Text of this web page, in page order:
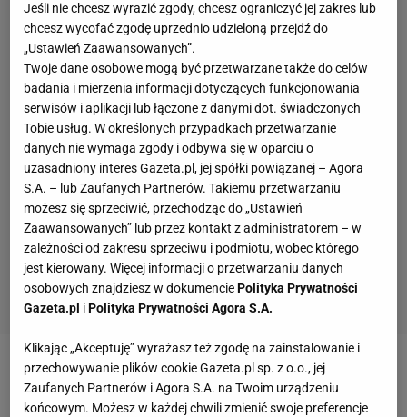
Zalecane środki czyszczące do płytek — jak dbać o
płytki ceramiczne?
Jeśli nie chcesz wyrazić zgody, chcesz ograniczyć jej zakres lub
chcesz wycofać zgodę uprzednio udzieloną przejdź do
„Ustawień Zaawansowanych”.
Twoje dane osobowe mogą być przetwarzane także do celów
badania i mierzenia informacji dotyczących funkcjonowania
serwisów i aplikacji lub łączone z danymi dot. świadczonych
Tobie usług. W określonych przypadkach przetwarzanie
danych nie wymaga zgody i odbywa się w oparciu o
uzasadniony interes Gazeta.pl, jej spółki powiązanej – Agora
S.A. – lub Zaufanych Partnerów. Takiemu przetwarzaniu
możesz się sprzeciwić, przechodząc do „Ustawień
Zaawansowanych” lub przez kontakt z administratorem – w
zależności od zakresu sprzeciwu i podmiotu, wobec którego
jest kierowany. Więcej informacji o przetwarzaniu danych
osobowych znajdziesz w dokumencie Polityka Prywatności
Gazeta.pl i Polityka Prywatności Agora S.A.
Klikając „Akceptuję” wyrażasz też zgodę na zainstalowanie i
przechowywanie plików cookie Gazeta.pl sp. z o.o., jej
Zaufanych Partnerów i Agora S.A. na Twoim urządzeniu
końcowym. Możesz w każdej chwili zmienić swoje preferencje